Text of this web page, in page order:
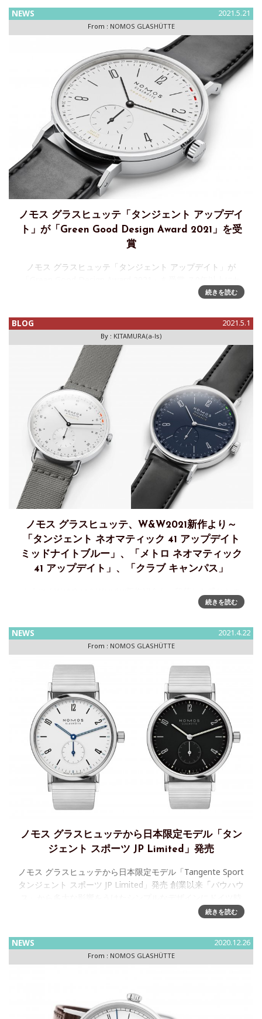
NEWS 2021.5.21
From : NOMOS GLASHÜTTE
ノモス グラスヒュッテ「タンジェント アップデイ
ト」が「Green Good Design Award 2021」を受
賞
ノモス グラスヒュッテ「タンジェント アップデイト」が
たり優れた製品デザインに与えられてきた世界的に最も権威
続きを読む
BLOG 2021.5.1
By : KITAMURA(a-ls)
ノモス グラスヒュッテ、W&W2021新作より～
「タンジェント ネオマティック 41 アップデイト
ミッドナイトブルー」、「メトロ ネオマティック
41 アップデイト」、「クラブ キャンパス」
で、少しずつ振り返ってみる。こちらの、ノモス・グラスヒ
加ということもあってか、多彩なブランドの中でちょっと埋
没
続きを読む
NEWS 2021.4.22
From : NOMOS GLASHÜTTE
ノモス グラスヒュッテから日本限定モデル「タン
ジェント スポーツ JP Limited」発売
ノモス グラスヒュッテから日本限定モデル「Tangente Sport
タンジェント スポーツ JP Limited」発売 創業以来「バウハウ
計の細部にわたるこだわりを詰め込んだ 続きを読む
NEWS 2020.12.26
From : NOMOS GLASHÜTTE